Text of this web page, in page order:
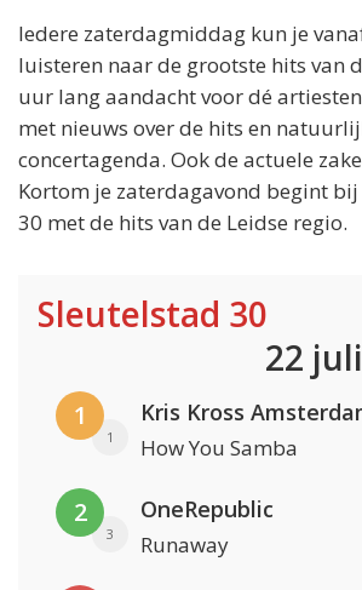
Iedere zaterdagmiddag kun je
luisteren naar de grootste hits van
uur lang aandacht voor dé
met nieuws over de hits en
concertagenda. Ook de actuele
Kortom je zaterdagavond begint
30 met de hits van de Leidse regio.
Sleutelstad 30
22
1
1 How You Samba
2
3
OneRepublic
Runaway